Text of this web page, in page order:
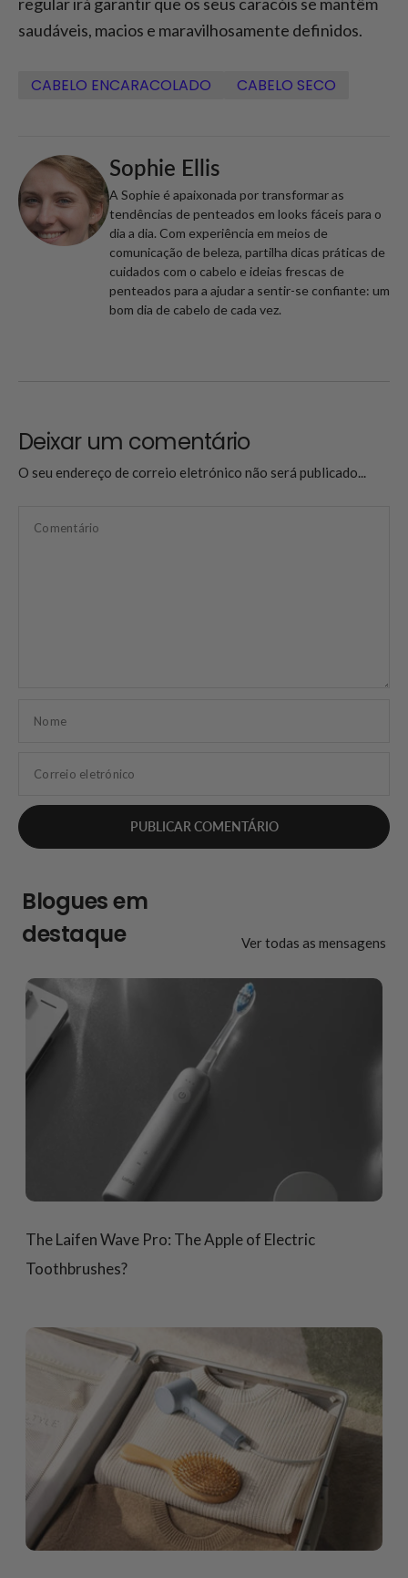
saudáveis, macios e maravilhosamente definidos.
CABELO ENCARACOLADO CABELO SECO
Sophie Ellis
A Sophie é apaixonada por transformar as
tendências de penteados em looks fáceis para o
dia a dia. Com experiência em meios de
comunicação de beleza, partilha dicas práticas de
cuidados com o cabelo e ideias frescas de
penteados para a ajudar a sentir-se confiante: um
bom dia de cabelo de cada vez.
Deixar um comentário
O seu endereço de correio eletrónico não será publicado...
Comentário
Nome
Correio eletrónico
Blogues em
destaque
Ver todas as mensagens
The Laifen Wave Pro: The Apple of Electric
Toothbrushes?